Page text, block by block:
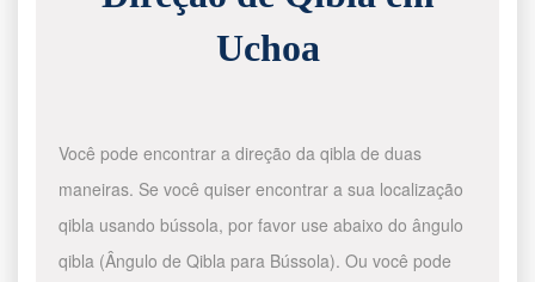
Uchoa
Você pode encontrar a direção da qibla de duas
maneiras. Se você quiser encontrar a sua localização
qibla usando bússola, por favor use abaixo do ângulo
qibla (Ângulo de Qibla para Bússola). Ou você pode